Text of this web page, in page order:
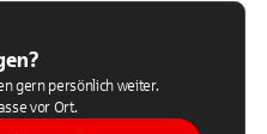
gern persönlich weiter.
vor Ort.